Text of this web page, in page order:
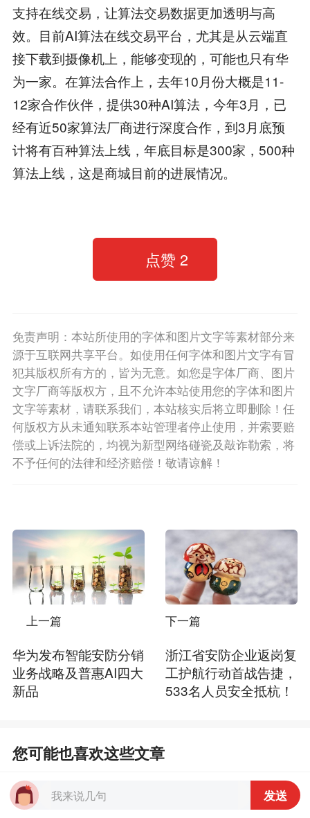
支持在线交易，让算法交易数据更加透明与高
效。目前AI算法在线交易平台，尤其是从云端直
接下载到摄像机上，能够变现的，可能也只有华
为一家。在算法合作上，去年10月份大概是11-
12家合作伙伴，提供30种AI算法，今年3月，已
经有近50家算法厂商进行深度合作，到3月底预
计将有百种算法上线，年底目标是300家，500种
算法上线，这是商城目前的进展情况。
点赞 2
免责声明：本站所使用的字体和图片文字等素材部分来
源于互联网共享平台。如使用任何字体和图片文字有冒
犯其版权所有方的，皆为无意。如您是字体厂商、图片
文字厂商等版权方，且不允许本站使用您的字体和图片
文字等素材，请联系我们，本站核实后将立即删除！任
何版权方从未通知联系本站管理者停止使用，并索要赔
偿或上诉法院的，均视为新型网络碰瓷及敲诈勒索，将
不予任何的法律和经济赔偿！敬请谅解！
上一篇
华为发布智能安防分销
业务战略及普惠AI四大
新品
下一篇
浙江省安防企业返岗复
工护航行动首战告捷，
533名人员安全抵杭！
您可能也喜欢这些文章
这一次，华为安防要做分销市
场的NO.1
发送